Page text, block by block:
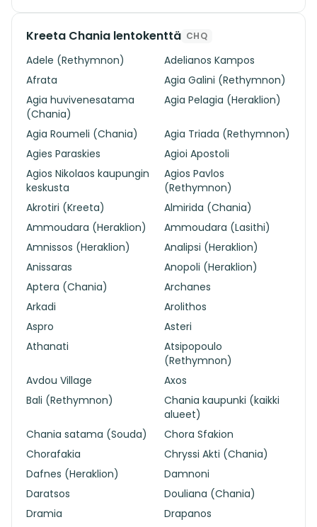
Kreeta Chania lentokenttä CHQ
Adele (Rethymnon)
Adelianos Kampos
Afrata
Agia Galini (Rethymnon)
Agia huvivenesatama
(Chania)
Agia Pelagia (Heraklion)
Agia Roumeli (Chania)
Agia Triada (Rethymnon)
Agies Paraskies
Agioi Apostoli
Agios Nikolaos kaupungin
keskusta
Agios Pavlos
(Rethymnon)
Akrotiri (Kreeta)
Almirida (Chania)
Ammoudara (Heraklion)
Ammoudara (Lasithi)
Amnissos (Heraklion)
Analipsi (Heraklion)
Anissaras
Anopoli (Heraklion)
Aptera (Chania)
Archanes
Arkadi
Arolithos
Aspro
Asteri
Athanati
Atsipopoulo
(Rethymnon)
Avdou Village
Axos
Bali (Rethymnon)
Chania kaupunki (kaikki
alueet)
Chania satama (Souda)
Chora Sfakion
Chorafakia
Chryssi Akti (Chania)
Dafnes (Heraklion)
Damnoni
Daratsos
Douliana (Chania)
Dramia
Drapanos